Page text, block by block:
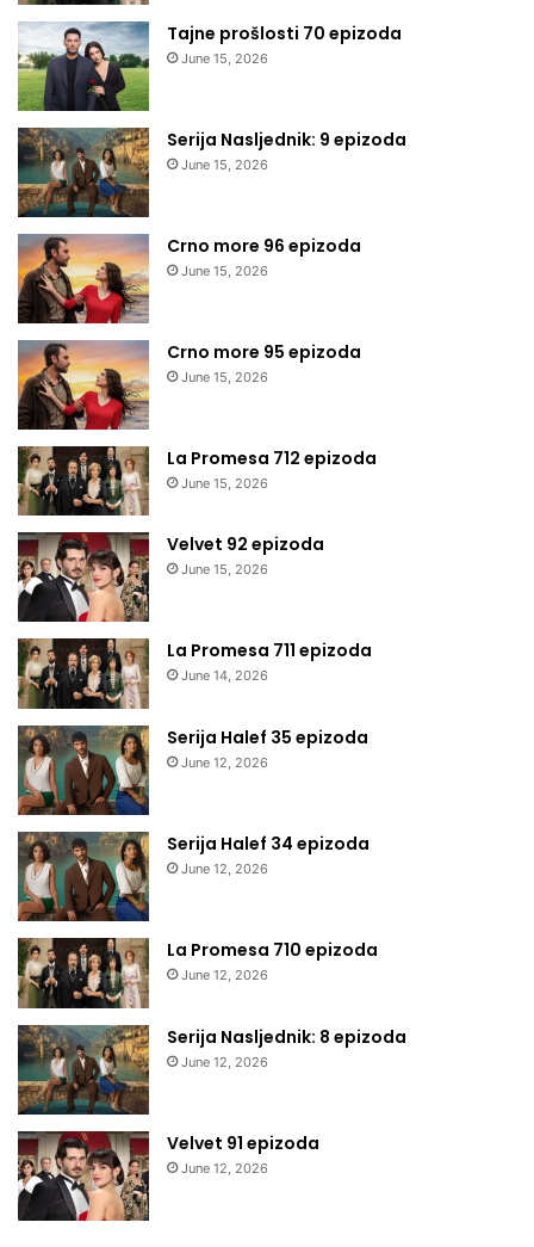
Tajne prošlosti 70 epizoda
June 15, 2026
Serija Nasljednik: 9 epizoda
June 15, 2026
Crno more 96 epizoda
June 15, 2026
Crno more 95 epizoda
June 15, 2026
La Promesa 712 epizoda
June 15, 2026
Velvet 92 epizoda
June 15, 2026
La Promesa 711 epizoda
June 14, 2026
Serija Halef 35 epizoda
June 12, 2026
Serija Halef 34 epizoda
June 12, 2026
La Promesa 710 epizoda
June 12, 2026
Serija Nasljednik: 8 epizoda
June 12, 2026
Velvet 91 epizoda
June 12, 2026